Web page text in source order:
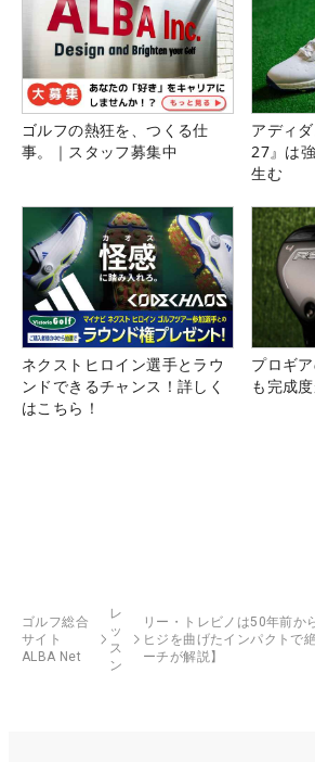
ゴルフの熱狂を、つくる仕
事。｜スタッフ募集中
アディ
27』は
生む
ネクストヒロイン選手とラウ
ンドできるチャンス！詳しく
はこちら！
プロギ
も完成
ゴルフ総合
サイト
ALBA Net
レ
ッ
ス
ン
リー・トレビノは50年前
ヒジを曲げたインパクトで
ーチが解説】